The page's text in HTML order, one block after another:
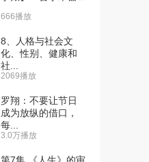
666播放
8、人格与社会文
化、性别、健康和
社...
2069播放
罗翔：不要让节日
成为放纵的借口，
每...
3.0万播放